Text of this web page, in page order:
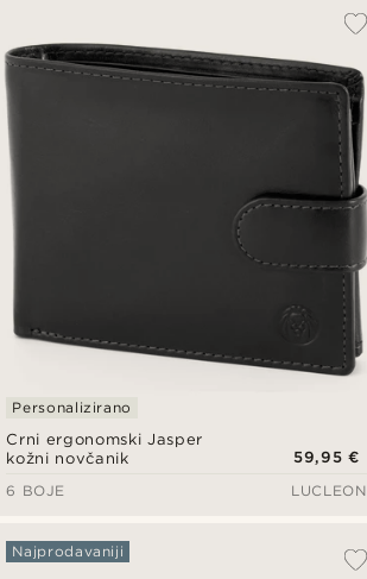
Crni ergonomski Jasper
kožni novčanik
Personalizirano
59,95 €
6 BOJE
LUCLEON
Najprodavaniji